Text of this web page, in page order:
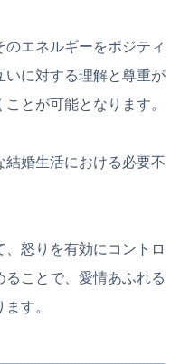
エネルギーをポジティ
いに対する理解と尊重が
とが可能となります。
結婚生活における必要不
怒りを有効にコントロ
ことで、愛情あふれる
す。